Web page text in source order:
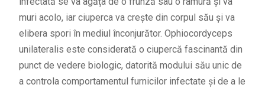
muri acolo, iar ciuperca va crește din corpul său și va
elibera spori în mediul înconjurător. Ophiocordyceps
unilateralis este considerată o ciupercă fascinantă din
punct de vedere biologic, datorită modului său unic de
a controla comportamentul furnicilor infectate și de a le